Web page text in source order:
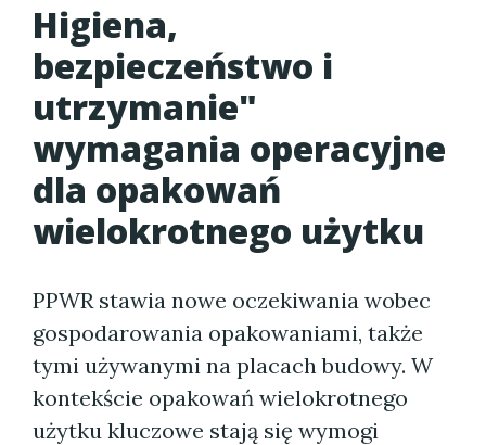
Higiena,
bezpieczeństwo i
utrzymanie"
wymagania operacyjne
dla opakowań
wielokrotnego użytku
PPWR stawia nowe oczekiwania wobec
gospodarowania opakowaniami, także
tymi używanymi na placach budowy. W
kontekście opakowań wielokrotnego
użytku kluczowe stają się wymogi